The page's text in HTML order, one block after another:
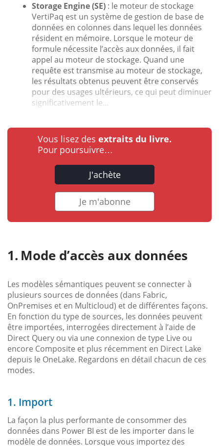
Storage Engine (SE) : le moteur de stockage
VertiPaq est un système de gestion de base de
données en colonnes dans lequel les données
résident en mémoire. Lorsque le moteur de
formule nécessite l’accès aux données, il fait
appel au moteur de stockage. Quand une
requête est transmise au moteur de stockage,
les résultats obtenus peuvent être conservés
pour des usages ultérieurs, ce qui peut diminuer
significativement le...
Vous lisez des extraits du livre.
Pour poursuivre…
J'achète
Je m'abonne
Mode d’accès aux données
Les modèles sémantiques peuvent se connecter à
plusieurs sources de données (dans Fabric,
OnPremises et en Multicloud) et de différentes façons.
En fonction du type de sources, les données peuvent
être importées, interrogées directement à l’aide de
Direct Query ou via une connexion de type Live ou
encore Composite et plus récemment en Direct Lake
depuis le OneLake. Regardons en détail chacun de ces
modes.
1. Import
La façon la plus performante de consommer des
données dans Power BI est de les importer dans le
modèle de données. Lorsque vous importez des